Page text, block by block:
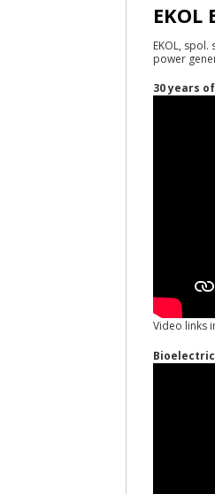
EKOL
EKOL,
power
30 years
Video links